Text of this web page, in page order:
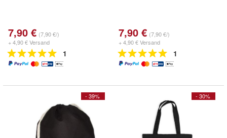
7,90 € (7,90 €/)
+ 4,90 € Versand
1
7,90 € (7,90 €/)
+ 4,90 € Versand
1
- 39% - 30%